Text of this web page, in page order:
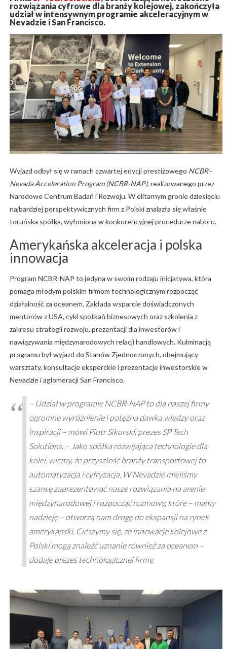
rozwiązania cyfrowe dla branży kolejowej, zakończyła
udział w intensywnym programie akceleracyjnym w
Nevadzie i San Francisco.
Wyjazd odbył się w ramach czwartej edycji prestiżowego NCBR–
Nevada Acceleration Program (NCBR-NAP), realizowanego przez
Narodowe Centrum Badań i Rozwoju. W elitarnym gronie dziesięciu
najbardziej perspektywicznych firm z Polski znalazła się właśnie
toruńska spółka, wyłoniona w konkurencyjnej procedurze naboru.
Amerykańska akceleracja i polska
innowacja
Program NCBR-NAP to jedyna w swoim rodzaju inicjatywa, która
pomaga młodym polskim firmom technologicznym rozpocząć
działalność za oceanem. Zakłada wsparcie doświadczonych
mentorów z USA, cykl spotkań biznesowych oraz szkolenia z
zakresu strategii rozwoju, prezentacji dla inwestorów i
nawiązywania międzynarodowych relacji handlowych. Kulminacją
programu był wyjazd do Stanów Zjednoczonych, obejmujący
warsztaty, konsultacje eksperckie i prezentacje inwestorskie w
Nevadzie i aglomeracji San Francisco.
– Udział w programie NCBR-NAP to dla naszej firmy
ogromne wyróżnienie i potężna dawka wiedzy oraz
inspiracji – mówi Piotr Sikorski, prezes SP Tech
Solutions. – Jako spółka rozwijająca technologie dla
kolei, wiemy, że przyszłość branży transportowej to
automatyzacja i cyfryzacja. W Nevadzie mieliśmy
szansę zaprezentować nasze rozwiązania na arenie
międzynarodowej i rozpocząć rozmowy, które – mamy
nadzieję – otworzą nam drogę do ekspansji na rynek
amerykański. Cieszymy się, że innowacje kolejowe z
Polski mogą znaleźć uznanie również za oceanem –
dodaje prezes technologicznej firmy.